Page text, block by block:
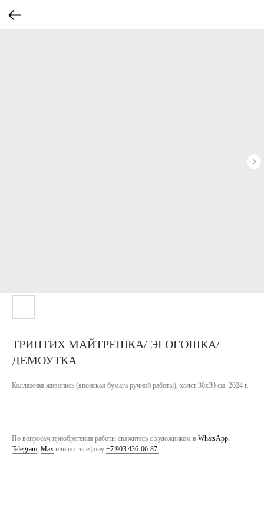
ТРИПТИХ МАЙТРЕШКА/ ЭГОГОШКА/
ДЕМОУТКА
Коллажная живопись (японская бумага ручной работы), холст 30х30 см. 2024 г.
По вопросам приобретения работы свяжитесь с художником в WhatsApp,
Telegram, Max или по телефону +7 903 436-06-87.